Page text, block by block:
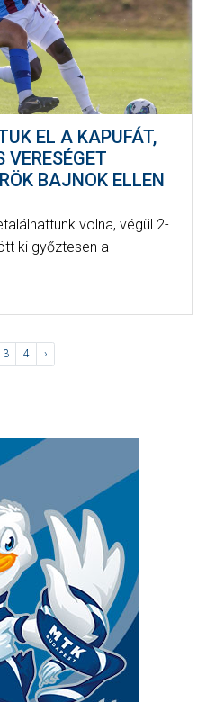
EL A KAPUFÁT,
VERESÉGET
BAJNOK ELLEN
volna, végül 2-
ki győztesen a
3 4 ›